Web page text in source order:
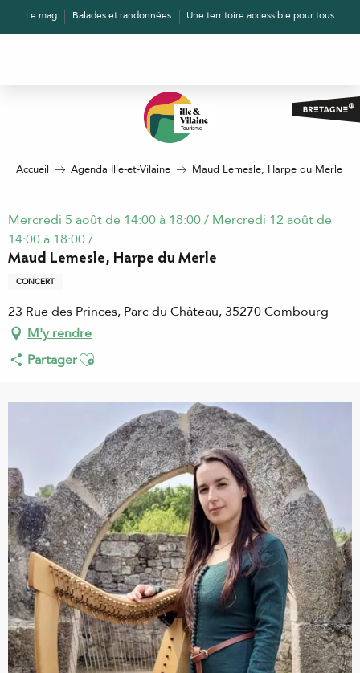
AllerLe mag Balades et randonnées Une territoire accessible pour tous
Accueil Agenda Ille-et-Vilaine Maud Lemesle, Harpe du Merle
Mercredi 5 août de 14:00 à 18:00 / Mercredi 12 août de
14:00 à 18:00 / ...
Maud Lemesle, Harpe du Merle
CONCERT
23 Rue des Princes, Parc du Château, 35270 Combourg
M'y rendre
PartagerAjouter aux favoris